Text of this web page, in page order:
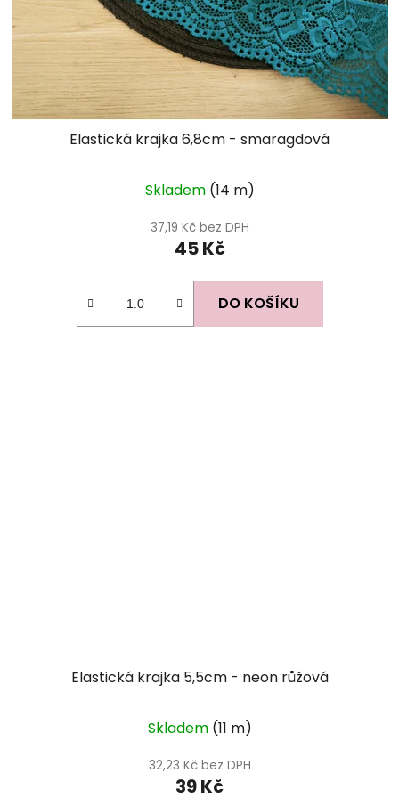
Elastická krajka 6,8cm - smaragdová
Skladem (14 m)
37,19 Kč bez DPH
45 Kč
DO KOŠÍKU
Elastická krajka 5,5cm - neon růžová
Skladem (11 m)
32,23 Kč bez DPH
39 Kč